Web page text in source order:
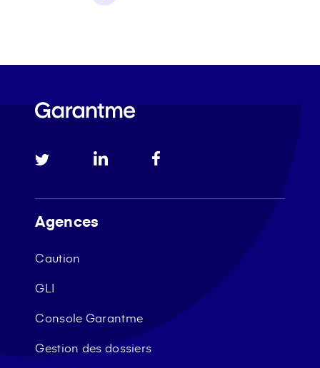
Agences
Caution
GLI
Console Garantme
Gestion des dossiers